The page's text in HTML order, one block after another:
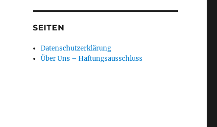
SEITEN
Datenschutzerklärung
Über Uns – Haftungsausschluss